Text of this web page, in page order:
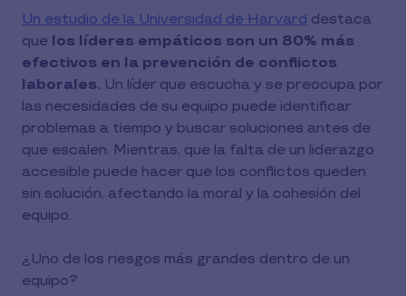
Un estudio de la Universidad de Harvard destaca
que los líderes empáticos son un 80% más
efectivos en la prevención de conflictos
laborales. Un líder que escucha y se preocupa por
las necesidades de su equipo puede identificar
problemas a tiempo y buscar soluciones antes de
que escalen. Mientras, que la falta de un liderazgo
accesible puede hacer que los conflictos queden
sin solución, afectando la moral y la cohesión del
equipo.
¿Uno de los riesgos más grandes dentro de un
equipo?